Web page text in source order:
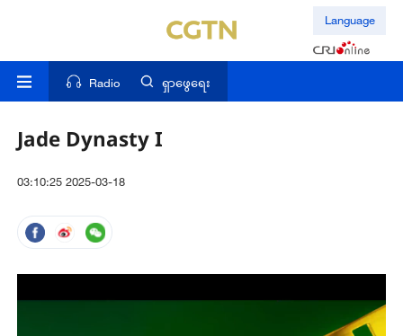
Language
Radio ရှာဖွေရေး
Jade Dynasty I
03:10:25 2025-03-18